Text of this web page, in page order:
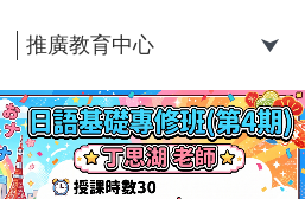
推廣教育中心